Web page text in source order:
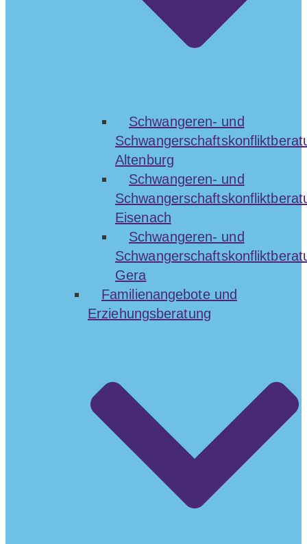
Schwangeren- und
Altenburg
Schwangeren- und
Eisenach
Schwangeren- und
Gera
Familienangebote und
Erziehungsberatung